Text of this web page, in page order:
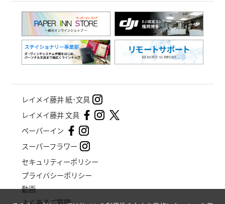
レイメイ藤井 紙･文具
レイメイ藤井 文具
ペーパーイン
スーパーフラワー
セキュリティーポリシー
プライバシーポリシー
動画